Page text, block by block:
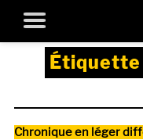
Étiquette
Catégories
Chronique en léger